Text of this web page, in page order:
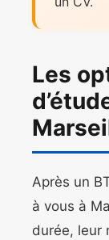
Les
Après un
à vous à
durée, leur